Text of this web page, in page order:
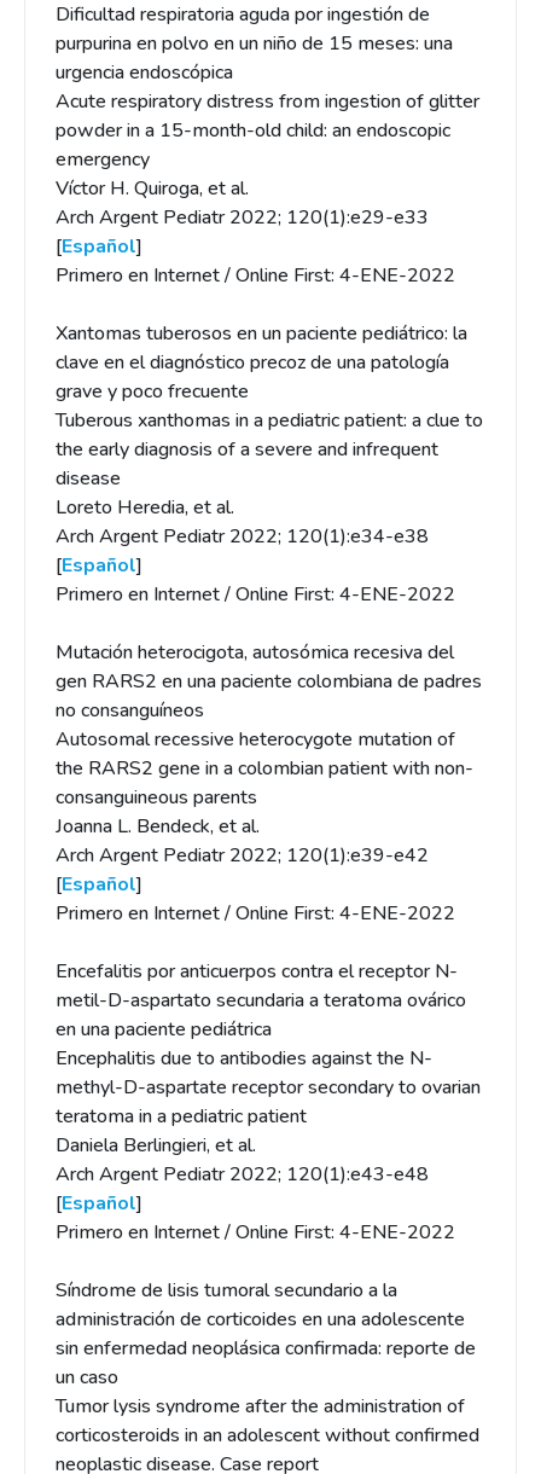
Dificultad respiratoria aguda por ingestión de
purpurina en polvo en un niño de 15 meses: una
urgencia endoscópica
Acute respiratory distress from ingestion of glitter
powder in a 15-month-old child: an endoscopic
emergency
Víctor H. Quiroga, et al.
Arch Argent Pediatr 2022; 120(1):e29-e33
[Español]
Primero en Internet / Online First: 4-ENE-2022
Xantomas tuberosos en un paciente pediátrico: la
clave en el diagnóstico precoz de una patología
grave y poco frecuente
Tuberous xanthomas in a pediatric patient: a clue to
the early diagnosis of a severe and infrequent
disease
Loreto Heredia, et al.
Arch Argent Pediatr 2022; 120(1):e34-e38
[Español]
Primero en Internet / Online First: 4-ENE-2022
Mutación heterocigota, autosómica recesiva del
gen RARS2 en una paciente colombiana de padres
no consanguíneos
Autosomal recessive heterocygote mutation of
the RARS2 gene in a colombian patient with non-
consanguineous parents
Joanna L. Bendeck, et al.
Arch Argent Pediatr 2022; 120(1):e39-e42
[Español]
Primero en Internet / Online First: 4-ENE-2022
Encefalitis por anticuerpos contra el receptor N-
metil-D-aspartato secundaria a teratoma ovárico
en una paciente pediátrica
Encephalitis due to antibodies against the N-
methyl-D-aspartate receptor secondary to ovarian
teratoma in a pediatric patient
Daniela Berlingieri, et al.
Arch Argent Pediatr 2022; 120(1):e43-e48
[Español]
Primero en Internet / Online First: 4-ENE-2022
Síndrome de lisis tumoral secundario a la
administración de corticoides en una adolescente
sin enfermedad neoplásica confirmada: reporte de
un caso
Tumor lysis syndrome after the administration of
corticosteroids in an adolescent without confirmed
neoplastic disease. Case report